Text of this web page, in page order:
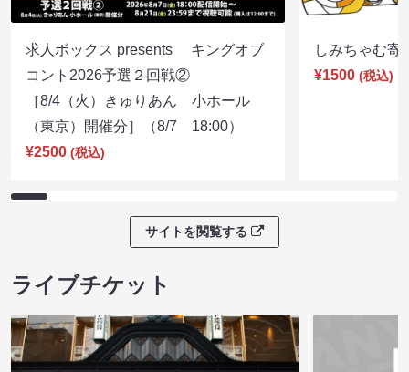
求人ボックス presents キングオブ
コント2026予選２回戦②
［8/4（火）きゅりあん 小ホール
（東京）開催分］（8/7 18:00）
¥2500 (税込)
しみちゃむ
¥1500 (税込)
サイトを閲覧する
ライブチケット